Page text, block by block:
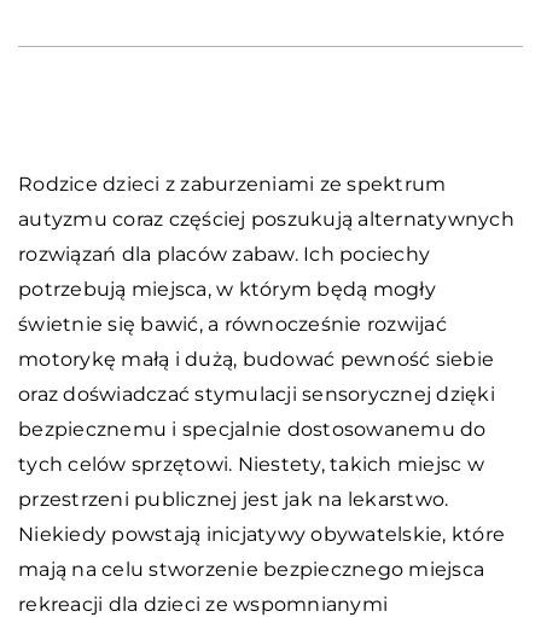
Rodzice dzieci z zaburzeniami ze spektrum
autyzmu coraz częściej poszukują alternatywnych
rozwiązań dla placów zabaw. Ich pociechy
potrzebują miejsca, w którym będą mogły
świetnie się bawić, a równocześnie rozwijać
motorykę małą i dużą, budować pewność siebie
oraz doświadczać stymulacji sensorycznej dzięki
bezpiecznemu i specjalnie dostosowanemu do
tych celów sprzętowi. Niestety, takich miejsc w
przestrzeni publicznej jest jak na lekarstwo.
Niekiedy powstają inicjatywy obywatelskie, które
mają na celu stworzenie bezpiecznego miejsca
rekreacji dla dzieci ze wspomnianymi